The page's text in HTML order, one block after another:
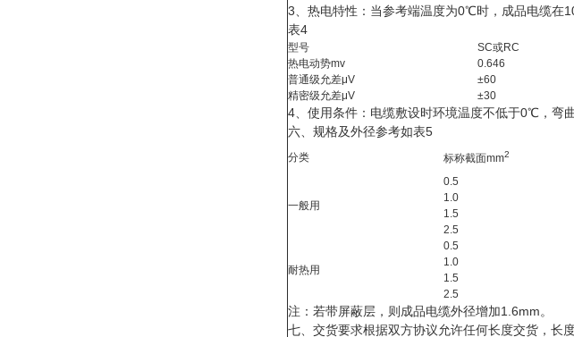
3、热电特性：当参考端温度为0℃时，成品电缆在
表4
型号 SC或RC
热电动势mv
0.646
普通级允差μV
±60
精密级允差μV
±30
4、使用条件：电缆敷设时环境温度不低于0℃，弯
六、规格及外径参考如表5
分类 标称截面mm2
一般用
0.5
1.0
1.5
2.5
耐热用
0.5
1.0
1.5
2.5
注：若带屏蔽层，则成品电缆外径增加1.6mm。
七、交货要求根据双方协议允许任何长度交货，长